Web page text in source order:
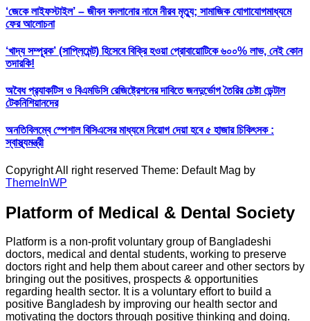
‘জেকে লাইফস্টাইল’ – জীবন বদলানোর নামে নীরব মৃত্যু; সামাজিক যোগাযোগমাধ্যমে
ফের আলোচনা
‘খাদ্য সম্পূরক’ (সাপ্লিমেন্ট) হিসেবে বিক্রি হওয়া প্রোবায়োটিকে ৬০০% লাভ, নেই কোন
তদারকি!
অবৈধ প্র‍্যাকটিস ও বিএমডিসি রেজিষ্ট্রেশনের দাবিতে জনদুর্ভোগ তৈরির চেষ্টা ডেন্টাল
টেকনিশিয়ানদের
অনতিবিলম্বে স্পেশাল বিসিএসের মাধ্যমে নিয়োগ দেয়া হবে ৫ হাজার চিকিৎসক :
স্বাস্থ্যমন্ত্রী
Copyright All right reserved Theme: Default Mag by
ThemeInWP
Platform of Medical & Dental Society
Platform is a non-profit voluntary group of Bangladeshi
doctors, medical and dental students, working to preserve
doctors right and help them about career and other sectors by
bringing out the positives, prospects & opportunities
regarding health sector. It is a voluntary effort to build a
positive Bangladesh by improving our health sector and
motivating the doctors through positive thinking and doing.